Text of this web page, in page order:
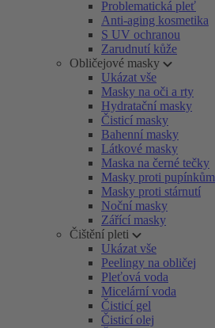
Problematická pleť
Anti-aging kosmetika
S UV ochranou
Zarudnutí kůže
Obličejové masky
Ukázat vše
Masky na oči a rty
Hydratační masky
Čisticí masky
Bahenní masky
Látkové masky
Maska na černé tečky
Masky proti pupínkům
Masky proti stárnutí
Noční masky
Zářící masky
Čištění pleti
Ukázat vše
Peelingy na obličej
Pleťová voda
Micelární voda
Čisticí gel
Čisticí olej